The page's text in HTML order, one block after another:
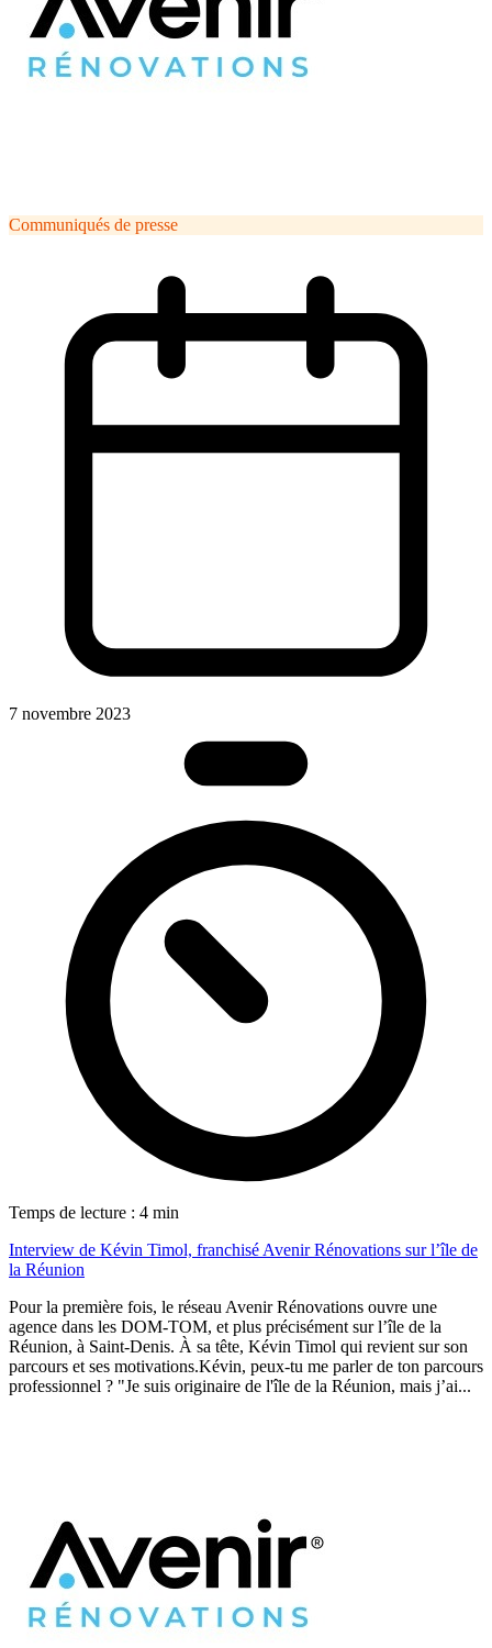
Communiqués de presse
7 novembre 2023
Temps de lecture : 4 min
Interview de Kévin Timol, franchisé Avenir Rénovations sur l’île de
la Réunion
Pour la première fois, le réseau Avenir Rénovations ouvre une
agence dans les DOM-TOM, et plus précisément sur l’île de la
Réunion, à Saint-Denis. À sa tête, Kévin Timol qui revient sur son
parcours et ses motivations.Kévin, peux-tu me parler de ton parcours
professionnel ? "Je suis originaire de l'île de la Réunion, mais j’ai...